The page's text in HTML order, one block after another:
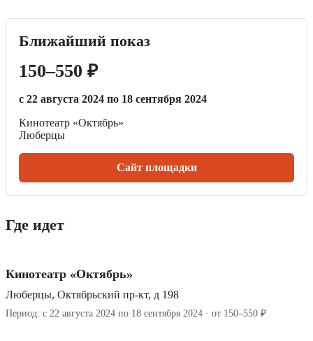
Ближайший показ
150–550 ₽
с 22 августа 2024 по 18 сентября 2024
Кинотеатр «Октябрь»
Люберцы
Сайт площадки
Где идет
Кинотеатр «Октябрь»
Люберцы, Октябрьский пр-кт, д 198
Период: с 22 августа 2024 по 18 сентября 2024 · от 150–550 ₽